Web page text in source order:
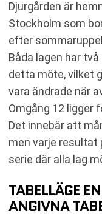
KOMMANDE
RELATERADE
Djurgården är
Stockholm som
efter
Båda lagen har
detta möte, vilket
vara ändrade när
Omgång 12 ligger
Det innebär att
men varje resultat
serie där alla lag
TABELLÄGE
ANGIVNA